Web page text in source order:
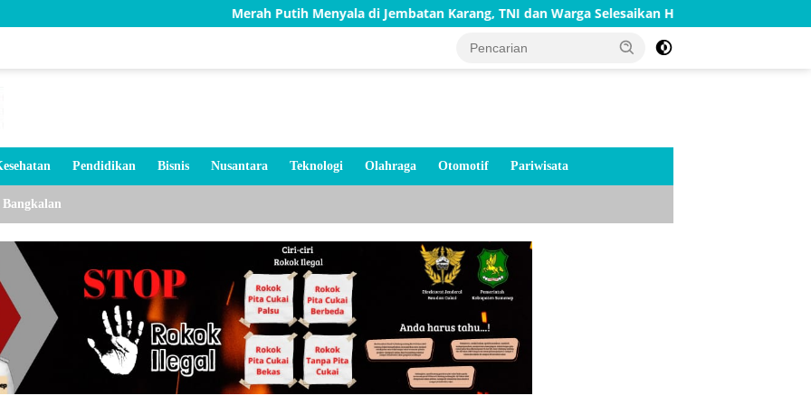
Merah Putih Menyala di Jembatan Karang, TNI dan Warga Selesaikan Harapan Bersama
Pendidikan Bisnis Nusantara Teknologi Olahraga Otomotif Pariwisata
Bangkalan